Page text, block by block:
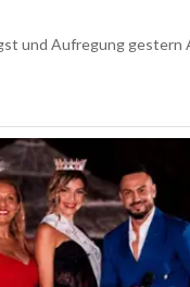
und Aufregung gestern